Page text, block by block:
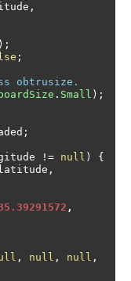
,
;
obtrusize.
. Small );
;
!= null )
{
latitude ,
,
, null , null ,